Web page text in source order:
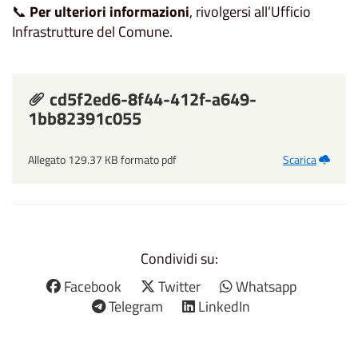
📞 Per ulteriori informazioni, rivolgersi all’Ufficio
Infrastrutture del Comune.
cd5f2ed6-8f44-412f-a649-
1bb82391c055
Allegato 129.37 KB formato pdf Scarica
Condividi su:
Facebook
Twitter
Whatsapp
Telegram
LinkedIn